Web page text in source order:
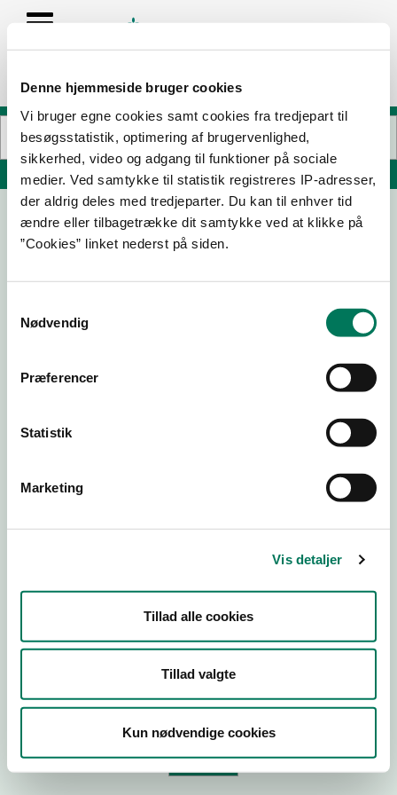
Denne hjemmeside bruger cookies
Vi bruger egne cookies samt cookies fra tredjepart til
besøgsstatistik, optimering af brugervenlighed,
sikkerhed, video og adgang til funktioner på sociale
medier. Ved samtykke til statistik registreres IP-adresser,
der aldrig deles med tredjeparter. Du kan til enhver tid
ændre eller tilbagetrække dit samtykke ved at klikke på
”Cookies” linket nederst på siden.
Nødvendig
Præferencer
Statistik
Marketing
Vis detaljer
Tillad alle cookies
Tillad valgte
Kun nødvendige cookies
Søg på adresse, postnummer, by, firmanavn
Virksomhedstype
ID-nummer
P-nr
Tilføj smiley til dit website
Kopier link til at indsætte på virksomhedens hjemmeside